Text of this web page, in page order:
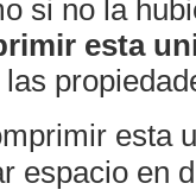
si no la
esta
las